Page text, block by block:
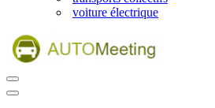
voiture électrique
Menu
de
Menu